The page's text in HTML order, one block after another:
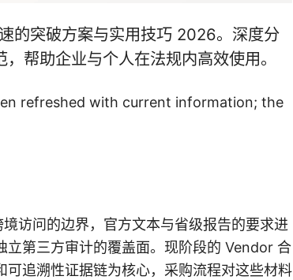
的突破方案与实用技巧 2026。深度分
帮助企业与个人在法规内高效使用。
refreshed with current information; the
访问的边界，官方文本与省级报告的要求进
第三方审计的覆盖面。现阶段的 Vendor 合
追溯性证据链为核心，采购流程对这些材料